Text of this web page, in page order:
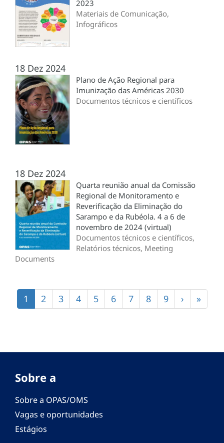
2023
Materiais de Comunicação,
Infográficos
18 Dez 2024
Plano de Ação Regional para
Imunização das Américas 2030
Documentos técnicos e científicos
18 Dez 2024
Quarta reunião anual da Comissão
Regional de Monitoramento e
Reverificação da Eliminação do
Sarampo e da Rubéola. 4 a 6 de
novembro de 2024 (virtual)
Documentos técnicos e científicos,
Relatórios técnicos, Meeting
Documents
Página
atual
1 Página
2 Página
3 Página
4 Página
5 Página
6 Página
7 Página
8 Página
9
Próxima
página
› »
Sobre a
Sobre a OPAS/OMS
Vagas e oportunidades
Estágios